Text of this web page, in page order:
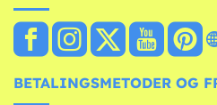
BETALINGSMETODER OG